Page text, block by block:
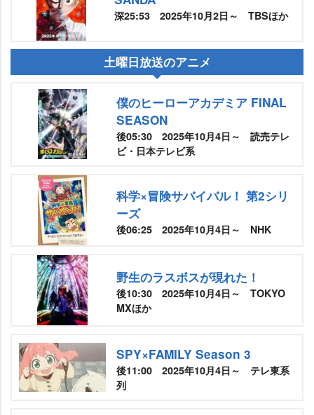
深25:53 2025年10月2日～ TBSほか
土曜日放送のアニメ
僕のヒーローアカデミア FINAL
SEASON
後05:30 2025年10月4日～ 読売テレ
ビ・日本テレビ系
科学×冒険サバイバル！ 第2シリ
ーズ
後06:25 2025年10月4日～ NHK
野生のラスボスが現れた！
後10:30 2025年10月4日～ TOKYO
MXほか
SPY×FAMILY Season 3
後11:00 2025年10月4日～ テレ東系
列